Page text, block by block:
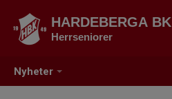
Nyheter
HARDEBERGA BK
Herrseniorer